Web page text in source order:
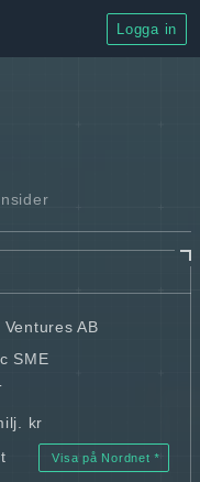
Logga in
AB
SME
kr
Visa på Nordnet